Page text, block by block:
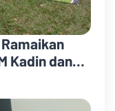
Kadin dan